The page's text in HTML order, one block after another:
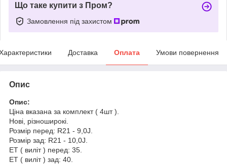
Що таке купити з Пром?
Замовлення під захистом
Доставка Оплата Умови повернення
Опис
Опис:
Ціна вказана за комплект ( 4шт ).
Нові, різноширокі.
Розмір перед: R21 - 9,0J.
Розмір зад: R21 - 10,0J.
ET ( виліт ) перед: 35.
ET ( виліт ) зад: 40.